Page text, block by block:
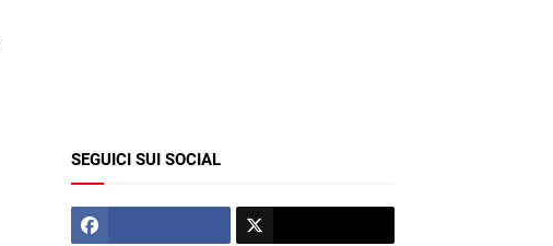
SEGUICI SUI SOCIAL